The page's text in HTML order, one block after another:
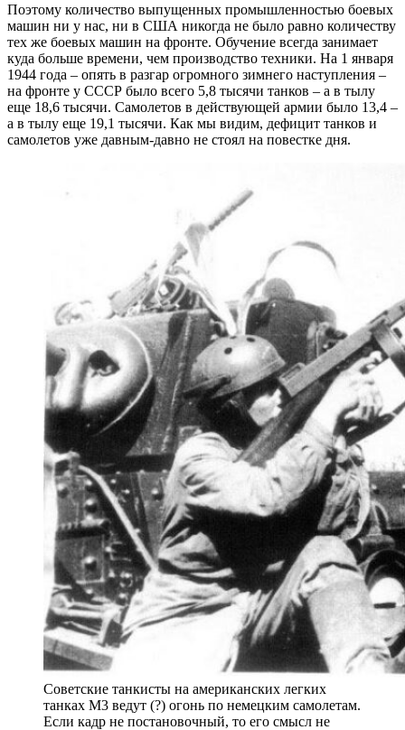
Поэтому количество выпущенных промышленностью боевых
машин ни у нас, ни в США никогда не было равно количеству
тех же боевых машин на фронте. Обучение всегда занимает
куда больше времени, чем производство техники. На 1 января
1944 года – опять в разгар огромного зимнего наступления –
на фронте у СССР было всего 5,8 тысячи танков – а в тылу
еще 18,6 тысячи. Самолетов в действующей армии было 13,4 –
а в тылу еще 19,1 тысячи. Как мы видим, дефицит танков и
самолетов уже давным-давно не стоял на повестке дня.
Советские танкисты на американских легких
танках М3 ведут (?) огонь по немецким самолетам.
Если кадр не постановочный, то его смысл не